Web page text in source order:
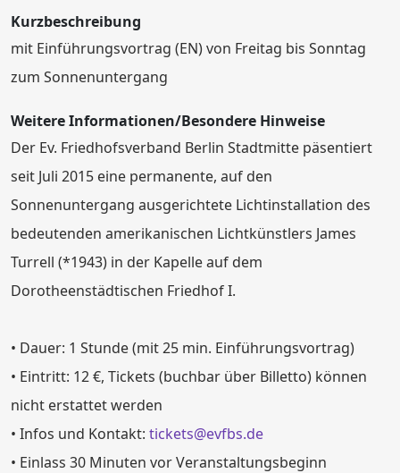
Kurzbeschreibung
mit Einführungsvortrag (EN) von Freitag bis Sonntag
zum Sonnenuntergang
Weitere Informationen/Besondere Hinweise
Der Ev. Friedhofsverband Berlin Stadtmitte päsentiert
seit Juli 2015 eine permanente, auf den
Sonnenuntergang ausgerichtete Lichtinstallation des
bedeutenden amerikanischen Lichtkünstlers James
Turrell (*1943) in der Kapelle auf dem
Dorotheenstädtischen Friedhof I.
• Dauer: 1 Stunde (mit 25 min. Einführungsvortrag)
• Eintritt: 12 €, Tickets (buchbar über Billetto) können
nicht erstattet werden
• Infos und Kontakt: tickets@evfbs.de
• Einlass 30 Minuten vor Veranstaltungsbeginn